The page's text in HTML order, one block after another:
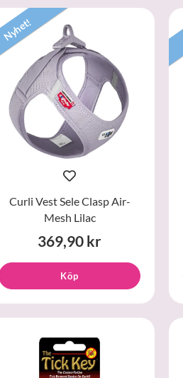
Nyhet!
Curli Vest Sele Clasp Air-
Mesh Lilac
369,90 kr
Köp